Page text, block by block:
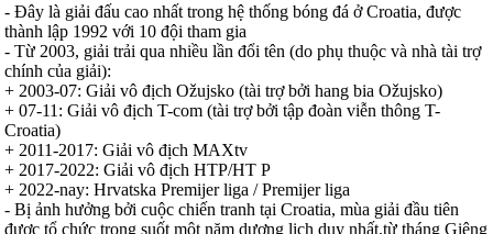
Slovenia
Síp
Thụy Sỹ
Thụy Điển
Áo
Đan Mạch
Đảo Faroe
Australia
- Đây là giải đấu cao nhất trong hệ thống bóng đá ở Croatia, được
thành lập 1992 với 10 đội tham gia
- Từ 2003, giải trải qua nhiều lần đổi tên (do phụ thuộc và nhà tài trợ
chính của giải):
+ 2003-07: Giải vô địch Ožujsko (tài trợ bởi hang bia Ožujsko)
+ 07-11: Giải vô địch T-com (tài trợ bởi tập đoàn viễn thông T-
Croatia)
+ 2011-2017: Giải vô địch MAXtv
+ 2017-2022: Giải vô địch HTP/HT P
+ 2022-nay: Hrvatska Premijer liga / Premijer liga
- Bị ảnh hưởng bởi cuộc chiến tranh tại Croatia, mùa giải đầu tiên
được tổ chức trong suốt một năm dương lịch duy nhất,từ tháng Giêng